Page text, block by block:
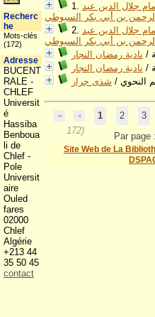
جلال الدين عبد
الرحمن بن أبي بكر السيوطي
جلال الدين عبد
الرحمن بن أبي بكر السيوطي
/ نادية رمضان النجار
/ نادية رمضان النجار
النحوي / شذى جرار
1 2 3
172)
Par page :
Site Web de La
Recherc
he
Mots-clés
(172)
Adresse
BUCENT
RALE -
CHLEF
Universit
é
Hassiba
Benboua
li de
Chlef -
Pole
Universit
aire
Ouled
fares
02000
Chlef
Algérie
+213 44
35 50 45
contact